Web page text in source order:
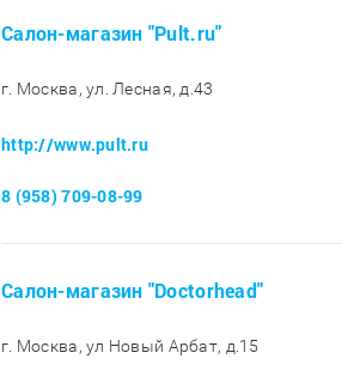
Салон-магазин "Pult.ru"
г. Москва, ул. Лесная, д.43
http://www.pult.ru
8 (958) 709-08-99
Салон-магазин "Doctorhead"
г. Москва, ул Новый Арбат, д.15